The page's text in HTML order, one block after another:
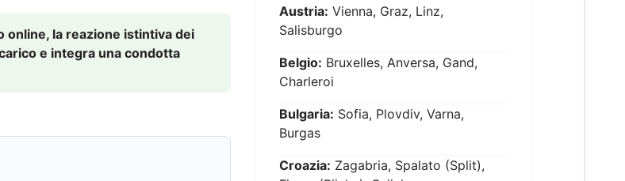
online, la reazione istintiva dei
e integra una condotta
Austria: Vienna, Graz, Linz,
Salisburgo
Belgio: Bruxelles, Anversa, Gand,
Charleroi
Bulgaria: Sofia, Plovdiv, Varna,
Burgas
Croazia: Zagabria, Spalato (Split),